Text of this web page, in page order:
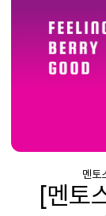
멘토
[멘토